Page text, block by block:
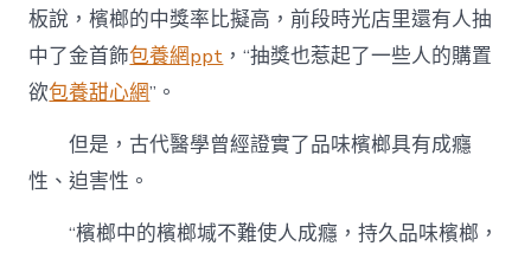
板說，檳榔的中獎率比擬高，前段時光店里還有人抽
中了金首飾包養網ppt ，“抽獎也惹起了一些人的購置
欲包養甜心網”。
但是，古代醫學曾經證實了品味檳榔具有成癮
性、迫害性。
“檳榔中的檳榔堿不難使人成癮，持久品味檳榔，